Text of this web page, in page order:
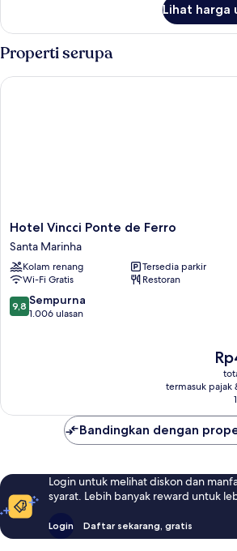
Kamar
Lihat harga
Properti serupa
Hotel
Vincci
Ponte
de
Ferro
Santa
Marinha
Hotel Vincci Ponte de Ferro
Santa Marinha
Kolam renang
Tersedia parkir
Wi-Fi Gratis
Restoran
9.8
dari
9,8 Sempurna
1.006 ulasan
termasuk pajak
Hotel Vincci Ponte de Ferro
Bandingkan dengan
Login untuk melihat diskon dan
syarat. Lebih banyak reward untuk
Login Daftar sekarang, gratis